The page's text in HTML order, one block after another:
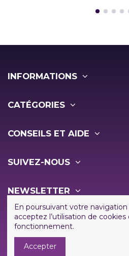
INFORMATIONS
CATÉGORIES
CONSEILS ET AIDE
SUIVEZ-NOUS
NEWSLETTER
En poursuivant votre navigation
acceptez l’utilisation de
fonctionnement.
Accepter